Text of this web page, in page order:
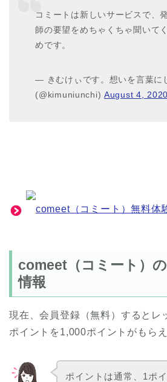
コミートは新しいサービスで、
師の要望をめちゃくちゃ聞いて
めです。
— きむけぃです。想いを言葉に
(@kimuniunchi) August 4, 2020
comeet（コミート）無料体
comeet（コミート）
情報
現在、会員登録（無料）するとレ
ポイントを1,000ポイントがもらえ
ポイントは通常、1ポ